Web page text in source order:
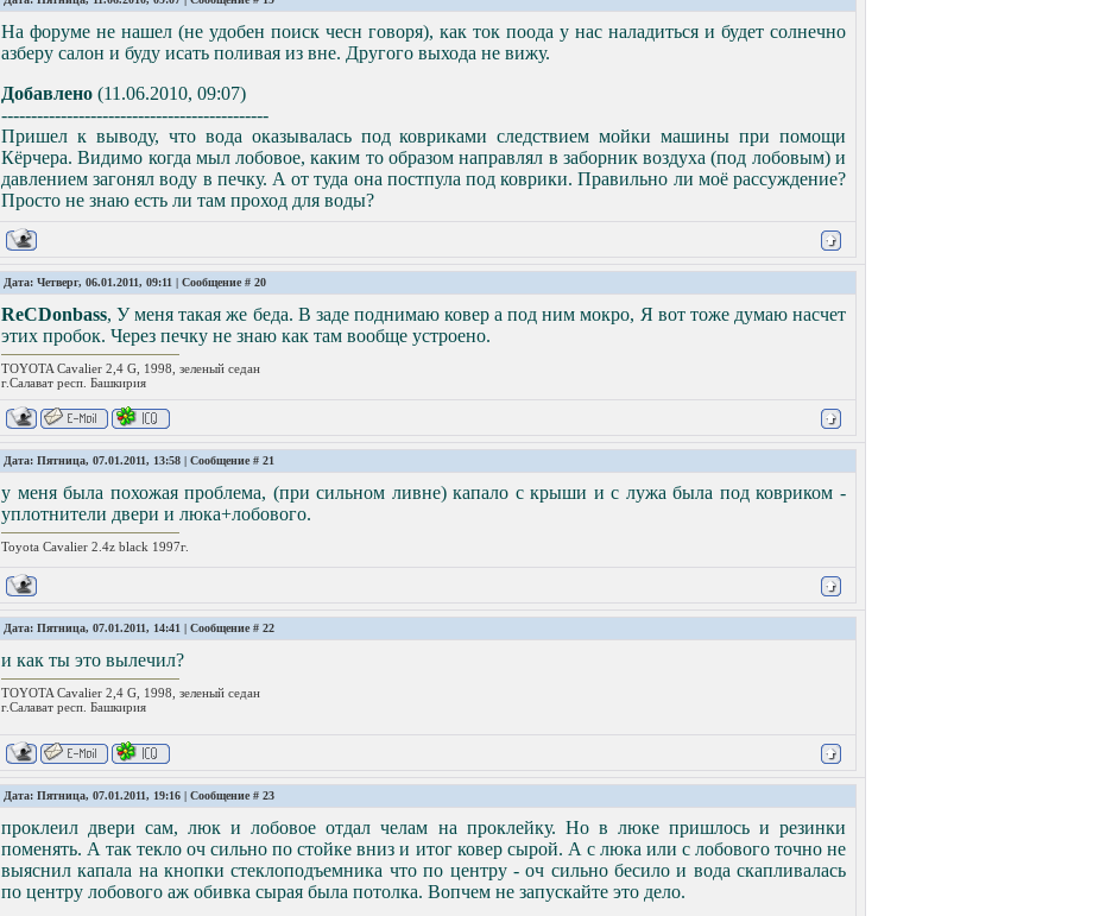
На форуме не нашел (не удобен поиск чесн говоря), как ток поода у нас наладиться и будет солнечно
азберу салон и буду исать поливая из вне. Другого выхода не вижу.
Добавлено (11.06.2010, 09:07)
---------------------------------------------
Пришел к выводу, что вода оказывалась под ковриками следствием мойки машины при помощи
Кёрчера. Видимо когда мыл лобовое, каким то образом направлял в заборник воздуха (под лобовым) и
давлением загонял воду в печку. А от туда она постпула под коврики. Правильно ли моё рассуждение?
Просто не знаю есть ли там проход для воды?
Дата: Четверг, 06.01.2011, 09:11 | Сообщение # 20
ReCDonbass, У меня такая же беда. В заде поднимаю ковер а под ним мокро, Я вот тоже думаю насчет
этих пробок. Через печку не знаю как там вообще устроено.
TOYOTA Cavalier 2,4 G, 1998, зеленый седан
г.Салават респ. Башкирия
Дата: Пятница, 07.01.2011, 13:58 | Сообщение # 21
у меня была похожая проблема, (при сильном ливне) капало с крыши и с лужа была под ковриком -
уплотнители двери и люка+лобового.
Toyota Cavalier 2.4z black 1997г.
Дата: Пятница, 07.01.2011, 14:41 | Сообщение # 22
и как ты это вылечил?
TOYOTA Cavalier 2,4 G, 1998, зеленый седан
г.Салават респ. Башкирия
Дата: Пятница, 07.01.2011, 19:16 | Сообщение # 23
проклеил двери сам, люк и лобовое отдал челам на проклейку. Но в люке пришлось и резинки
поменять. А так текло оч сильно по стойке вниз и итог ковер сырой. А с люка или с лобового точно не
выяснил капала на кнопки стеклоподъемника что по центру - оч сильно бесило и вода скапливалась
по центру лобового аж обивка сырая была потолка. Вопчем не запускайте это дело.